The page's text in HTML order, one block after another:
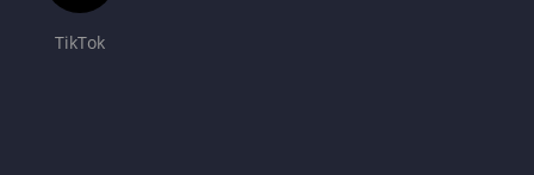
TikTok